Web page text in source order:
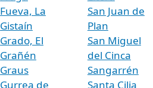
Fueva, La
Gistaín
Grado, El
Grañén
Graus
Gurrea de
San Juan de
Plan
San Miguel
del Cinca
Sangarrén
Santa Cilia